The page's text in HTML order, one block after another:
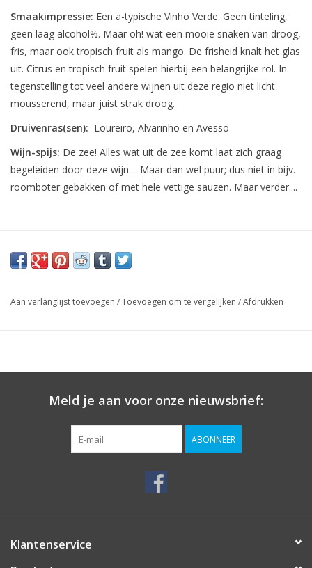
Smaakimpressie: Een a-typische Vinho Verde. Geen tinteling,
geen laag alcohol%. Maar oh! wat een mooie snaken van droog,
fris, maar ook tropisch fruit als mango. De frisheid knalt het glas
uit. Citrus en tropisch fruit spelen hierbij een belangrijke rol. In
tegenstelling tot veel andere wijnen uit deze regio niet licht
mousserend, maar juist strak droog.
Druivenras(sen): Loureiro, Alvarinho en Avesso
Wijn-spijs: De zee! Alles wat uit de zee komt laat zich graag
begeleiden door deze wijn.... Maar dan wel puur; dus niet in bijv.
roomboter gebakken of met hele vettige sauzen. Maar verder....
Aan verlanglijst toevoegen /Toevoegen om te vergelijken /Afdrukken
Meld je aan voor onze nieuwsbrief:
ABONNEER
Klantenservice